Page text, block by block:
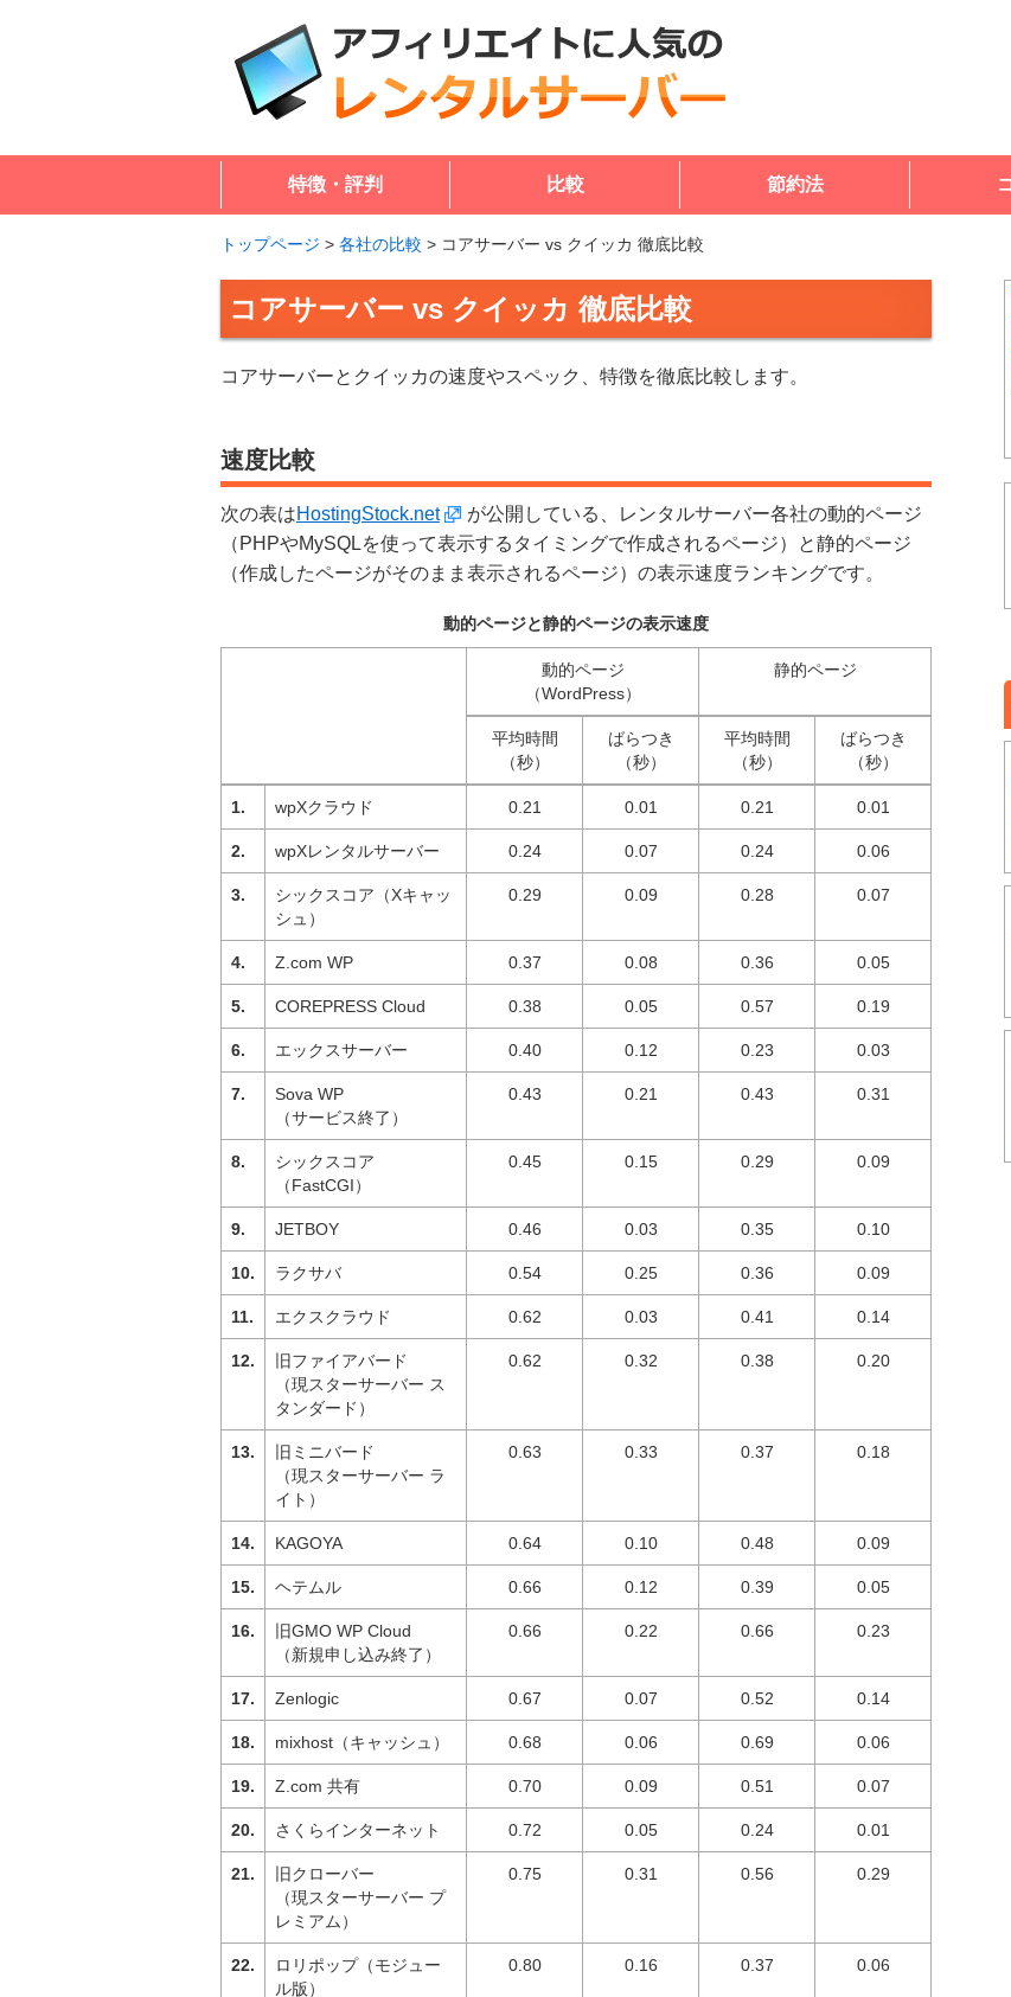
特徴・評判 比較 節約法
トップページ > 各社の比較 > コアサーバー vs クイッカ 徹底比較
コアサーバー vs クイッカ 徹底比較
コアサーバーとクイッカの速度やスペック、特徴を徹底比較します。
速度比較
次の表はHostingStock.net
が公開している、レンタルサーバー各社の動的ページ
（PHPやMySQLを使って表示するタイミングで作成されるページ）と静的ページ
（作成したページがそのまま表示されるページ）の表示速度ランキングです。
動的ページと静的ページの表示速度
動的ページ
（WordPress）
静的ページ
平均時間
（秒）
ばらつき
（秒）
平均時間
（秒）
ばらつき
（秒）
wpXクラウド 0.21 0.01 0.21 0.01
wpXレンタルサーバー 0.24 0.07 0.24 0.06
シックスコア（Xキャッ
シュ）
0.29 0.09 0.28 0.07
Z.com WP 0.37 0.08 0.36 0.05
COREPRESS Cloud 0.38 0.05 0.57 0.19
エックスサーバー 0.40 0.12 0.23 0.03
Sova WP
（サービス終了）
0.43 0.21 0.43 0.31
シックスコア
（FastCGI）
0.45 0.15 0.29 0.09
JETBOY 0.46 0.03 0.35 0.10
ラクサバ 0.54 0.25 0.36 0.09
エクスクラウド 0.62 0.03 0.41 0.14
旧ファイアバード
（現スターサーバー ス
タンダード）
0.62 0.32 0.38 0.20
旧ミニバード
（現スターサーバー ラ
イト）
0.63 0.33 0.37 0.18
KAGOYA 0.64 0.10 0.48 0.09
ヘテムル 0.66 0.12 0.39 0.05
旧GMO WP Cloud
（新規申し込み終了）
0.66 0.22 0.66 0.23
Zenlogic 0.67 0.07 0.52 0.14
mixhost（キャッシュ） 0.68 0.06 0.69 0.06
Z.com 共有 0.70 0.09 0.51 0.07
さくらインターネット 0.72 0.05 0.24 0.01
旧クローバー
（現スターサーバー プ
レミアム）
0.75 0.31 0.56 0.29
ロリポップ（モジュー
ル版）
0.80 0.16 0.37 0.06